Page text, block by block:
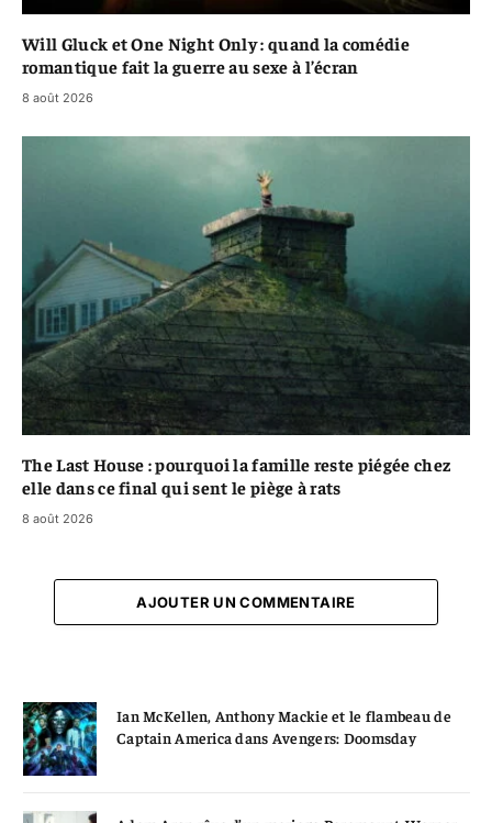
Will Gluck et One Night Only : quand la comédie
romantique fait la guerre au sexe à l’écran
8 août 2026
The Last House : pourquoi la famille reste piégée chez
elle dans ce final qui sent le piège à rats
8 août 2026
AJOUTER UN COMMENTAIRE
Ian McKellen, Anthony Mackie et le flambeau de
Captain America dans Avengers: Doomsday